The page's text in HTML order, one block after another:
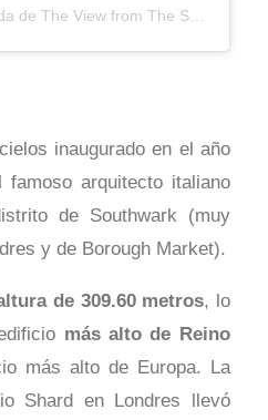
inaugurado en el año
arquitecto italiano
de Southwark (muy
y de Borough Market).
de 309.60 metros, lo
más alto de Reino
más alto de Europa. La
Shard en Londres llevó